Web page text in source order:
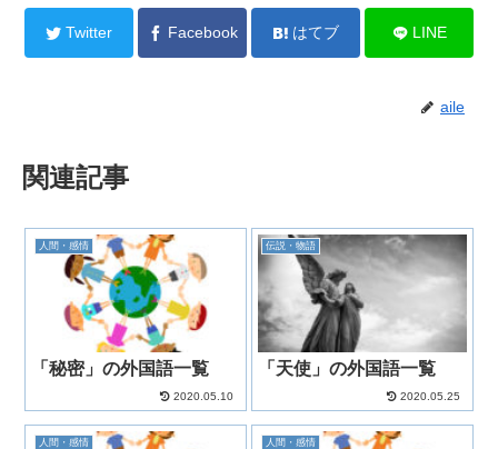
Twitter Facebook はてブ LINE
aile
関連記事
人間・感情
「秘密」の外国語一覧
2020.05.10
伝説・物語
「天使」の外国語一覧
2020.05.25
人間・感情 人間・感情